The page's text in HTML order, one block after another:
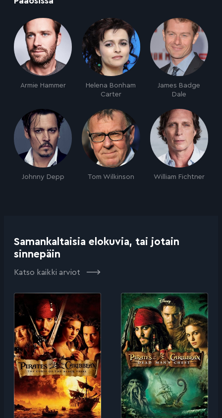
Armie Hammer
Helena Bonham
Carter
James Badge
Dale
Johnny Depp Tom Wilkinson William Fichtner
Samankaltaisia elokuvia, tai jotain
sinnepäin
Katso kaikki arviot